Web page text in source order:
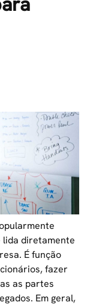
lida diretamente
É função
fazer
as partes
Em geral,